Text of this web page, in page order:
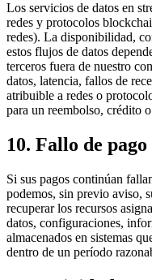
Los servicios de datos en
redes y protocolos
redes). La disponibilidad,
estos flujos de datos
terceros fuera de nuestro
datos, latencia, fallos de
atribuible a redes o
para un reembolso, crédito
10. Fallo de
Si sus pagos continúan
podemos, sin previo aviso,
recuperar los recursos
datos, configuraciones,
almacenados en sistemas
dentro de un período